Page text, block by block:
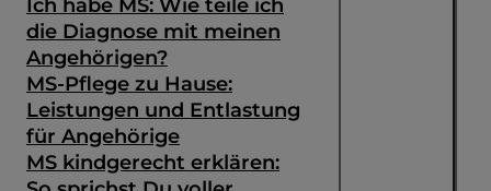
Ich habe MS: Wie teile ich
die Diagnose mit meinen
Angehörigen?
MS-Pflege zu Hause:
Leistungen und Entlastung
für Angehörige
MS kindgerecht erklären: